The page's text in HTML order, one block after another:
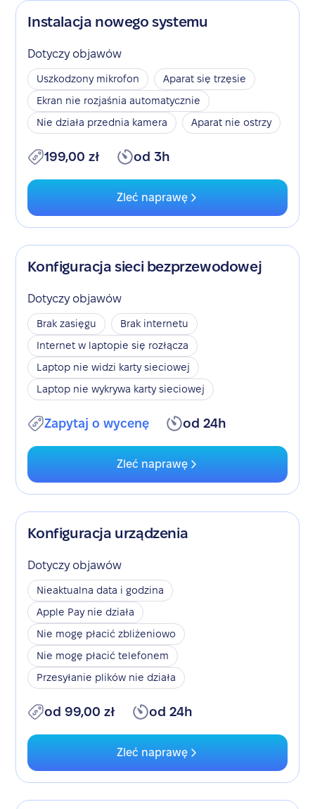
Instalacja nowego systemu
Dotyczy objawów
Uszkodzony mikrofon
Aparat się trzęsie
Ekran nie rozjaśnia automatycznie
Nie działa przednia kamera
Aparat nie ostrzy
199,00 zł od 3h
Zleć naprawę
Konfiguracja sieci bezprzewodowej
Dotyczy objawów
Brak zasięgu
Brak internetu
Internet w laptopie się rozłącza
Laptop nie widzi karty sieciowej
Laptop nie wykrywa karty sieciowej
Zapytaj o wycenę od 24h
Zleć naprawę
Konfiguracja urządzenia
Dotyczy objawów
Nieaktualna data i godzina
Apple Pay nie działa
Nie mogę płacić zbliżeniowo
Nie mogę płacić telefonem
Przesyłanie plików nie działa
od 99,00 zł od 24h
Zleć naprawę